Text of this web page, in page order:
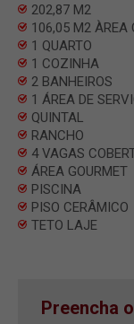
202,87 M2
106,05 M2 ÀREA
1 QUARTO
1 COZINHA
2 BANHEIROS
1 ÁREA DE
QUINTAL
RANCHO
4 VAGAS
ÁREA GOURMET
PISCINA
PISO CERÂMICO
TETO LAJE
Preencha